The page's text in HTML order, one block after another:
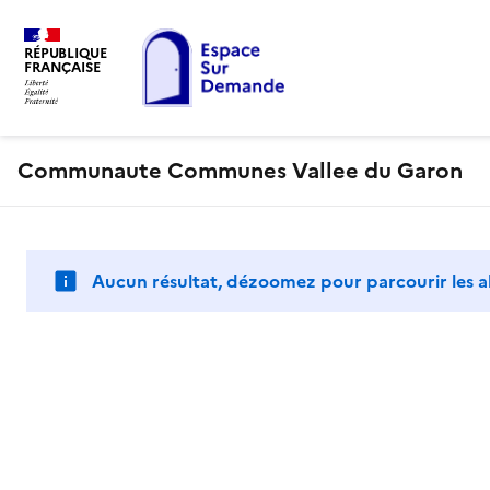
RÉPUBLIQUE
FRANÇAISE
Communaute Communes Vallee du Garon
Aucun résultat, dézoomez pour parcourir les